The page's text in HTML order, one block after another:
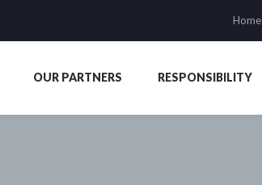
Home
OUR PARTNERS RESPONSIBILITY